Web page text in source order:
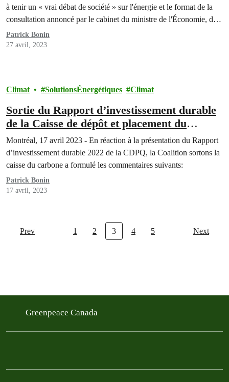
à tenir un « vrai débat de société » sur l'énergie et le format de la
consultation annoncé par le cabinet du ministre de l'Économie, de
l'Innovation et de l'Énergie, M. Pierre Fitzgibbon, le 26 avril 2023.
Patrick Bonin
27 avril, 2023
Climat SolutionsÉnergétiques Climat
Sortie du Rapport d’investissement durable
de la Caisse de dépôt et placement du
Québec (CDPQ) : des engagements
respectés, et d’autres à prendre rapidement
Montréal, 17 avril 2023 - En réaction à la présentation du Rapport
d’investissement durable 2022 de la CDPQ, la Coalition sortons la
caisse du carbone a formulé les commentaires suivants:
Patrick Bonin
17 avril, 2023
Prev 1 2 3 4 5 Next
Greenpeace Canada